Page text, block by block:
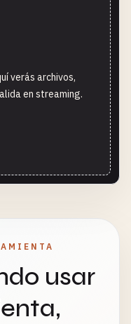
verás archivos,
en streaming.
usar